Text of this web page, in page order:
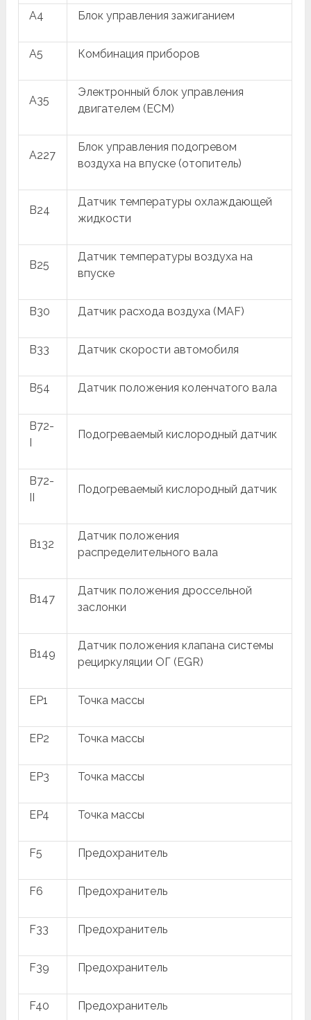
A4 Блок управления зажиганием
A5 Комбинация приборов
A35
Электронный блок управления
двигателем (ECM)
A227
Блок управления подогревом
воздуха на впуске (отопитель)
B24
Датчик температуры охлаждающей
жидкости
B25
Датчик температуры воздуха на
впуске
B30 Датчик расхода воздуха (MAF)
B33 Датчик скорости автомобиля
B54 Датчик положения коленчатого вала
B72-
I
Подогреваемый кислородный датчик
B72-
II
Подогреваемый кислородный датчик
B132
Датчик положения
распределительного вала
B147
Датчик положения дроссельной
заслонки
B149
Датчик положения клапана системы
рециркуляции ОГ (EGR)
EP1 Точка массы
EP2 Точка массы
EP3 Точка массы
EP4 Точка массы
F5 Предохранитель
F6 Предохранитель
F33 Предохранитель
F39 Предохранитель
F40 Предохранитель